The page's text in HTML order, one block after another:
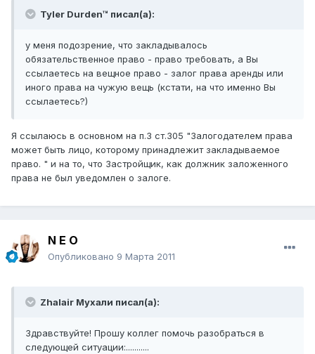
Tyler Durden™ писал(а):
у меня подозрение, что закладывалось
обязательственное право - право требовать, а Вы
ссылаетесь на вещное право - залог права аренды или
иного права на чужую вещь (кстати, на что именно Вы
ссылаетесь?)
Я ссылаюсь в основном на п.3 ст.305 "Залогодателем права
может быть лицо, которому принадлежит закладываемое
право. " и на то, что Застройщик, как должник заложенного
права не был уведомлен о залоге.
N E O
Опубликовано 9 Марта 2011
Zhalair Мухали писал(а):
Здравствуйте! Прошу коллег помочь разобраться в
следующей ситуации:...........